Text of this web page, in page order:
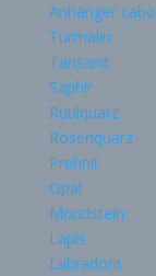
Anhänger
Turmalin
Tansanit
Saphir
Rutilquarz
Rosenquarz
Prehnit
Opal
Mondstein
Lapis
Labradorit